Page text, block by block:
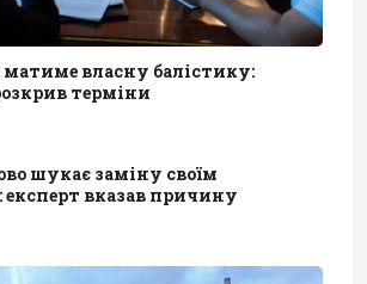
матиме власну балістику:
терміни
шукає заміну своїм
експерт вказав причину